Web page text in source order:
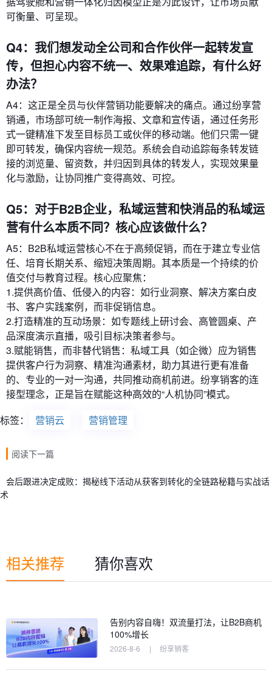
可衡量、可呈现。
Q4：我们想发动全公司和合作伙伴一起转发宣
传，但担心内容不统一、效果难追踪，有什么好
办法？
A4：这正是全员与伙伴营销功能要解决的痛点。通过纷享营
销通，市场部可统一制作海报、文章和宣传语，通过任务形
式一键精准下发至目标员工或伙伴的移动端。他们只需一键
即可转发，确保内容统一规范。系统会自动追踪每条转发链
接的浏览量、留资数，并归因到具体的转发人，实现效果量
化与激励，让协同推广变得高效、可控。
Q5：对于B2B企业，私域运营和快消品的私域运
营有什么本质不同？核心应该做什么？
A5：B2B私域运营核心不在于高频促销，而在于建立专业信
任、培育长期关系、缩短决策周期。其本质是一个持续的价
值交付与教育过程。核心应聚焦：
1.提供高价值、低侵入的内容：如行业洞察、解决方案白皮
书、客户实践案例，而非促销信息。
2.打造精准的互动场景：如专题线上研讨会、高管圆桌、产
品深度演示直播，吸引目标决策者参与。
3.赋能销售，而非替代销售：私域工具（如企微）应为销售
提供客户行为洞察、精准沟通素材，助力其进行更有准备
的、专业的一对一沟通，共同推动商机前进。纷享销客的连
接型理念，正是旨在赋能这种高效的“人机协同”模式。
标签：
营销云 营销管理
阅读下一篇
会后跟进决定成败：揭秘线下活动从获客到转化的全链路秘籍与实战话
术
相关推荐 猜你喜欢
告别内容自嗨！双流量打法，让B2B商机
100%增长
2026-8-6 | 纷享销客